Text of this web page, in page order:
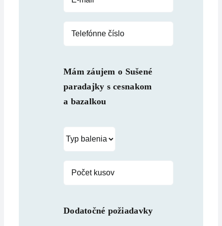
Mám záujem o Sušené
paradajky s cesnakom
a bazalkou
Dodatočné požiadavky